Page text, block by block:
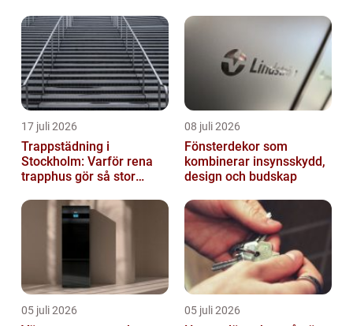
17 juli 2026
Trappstädning i
Stockholm: Varför rena
trapphus gör så stor
08 juli 2026
Fönsterdekor som
kombinerar insynsskydd,
design och budskap
05 juli 2026 05 juli 2026